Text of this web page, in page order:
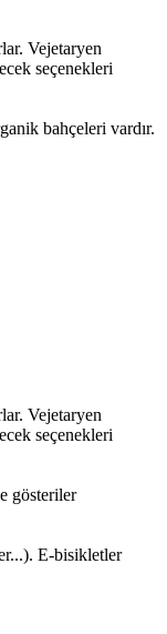
Vejetaryen
Vejetaryen
E-bisikletler